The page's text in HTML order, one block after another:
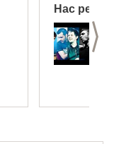
>
Нас